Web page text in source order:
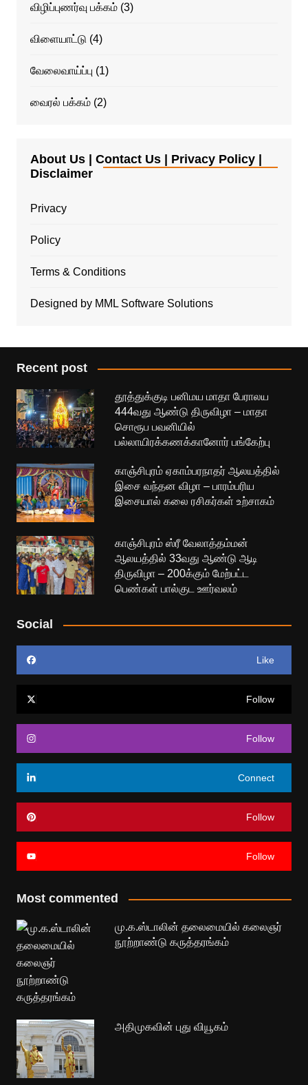
விழிப்புணர்வு பக்கம்(3)
விளையாட்டு (4)
வேலைவாய்ப்பு (1)
வைரல் பக்கம்(2)
About Us | Contact Us | Privacy Policy |
Disclaimer
Privacy
Policy
Terms & Conditions
Designed by MML Software Solutions
Recent post
தூத்துக்குடி பனிமய மாதா பேராலய
444வது ஆண்டு திருவிழா – மாதா
சொரூப பவனியில்
பல்லாயிரக்கணக்கானோர் பங்கேற்பு
காஞ்சிபுரம் ஏகாம்பரநாதர் ஆலயத்தில்
இசை வந்தன விழா – பாரம்பரிய
இசையால் கலை ரசிகர்கள் உற்சாகம்
காஞ்சிபுரம் ஸ்ரீ வேலாத்தம்மன்
ஆலயத்தில் 33வது ஆண்டு ஆடி
திருவிழா – 200க்கும் மேற்பட்ட
பெண்கள் பால்குட ஊர்வலம்
Social
Like
Follow
Follow
Connect
Follow
Follow
Most commented
மு.க.ஸ்டாலின் தலைமையில் கலைஞர்
நூற்றாண்டு கருத்தரங்கம்
அதிமுகவின் புது வியூகம்